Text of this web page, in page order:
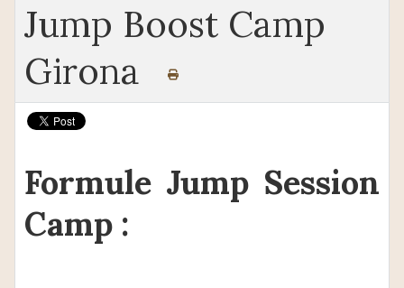
Jump Boost Camp
Girona
Formule Jump Session
Camp :